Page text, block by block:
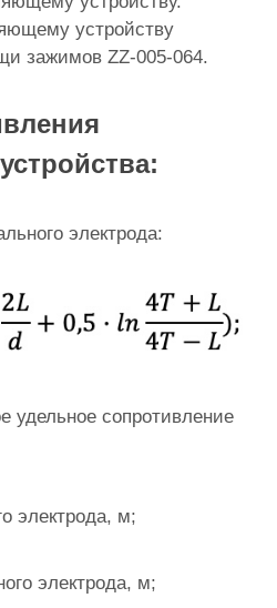
устройству
зажимов ZZ-005-064.
электрода:
удельное сопротивление
электрода, м;
электрода, м;